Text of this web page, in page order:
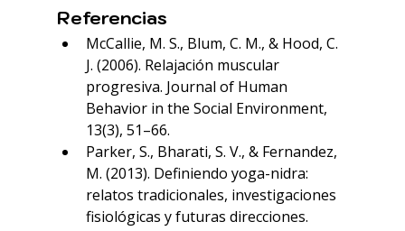
Referencias
McCallie, M. S., Blum, C. M., & Hood, C.
J. (2006). Relajación muscular
progresiva. Journal of Human
Behavior in the Social Environment,
13(3), 51–66.
Parker, S., Bharati, S. V., & Fernandez,
M. (2013). Definiendo yoga-nidra:
relatos tradicionales, investigaciones
fisiológicas y futuras direcciones.